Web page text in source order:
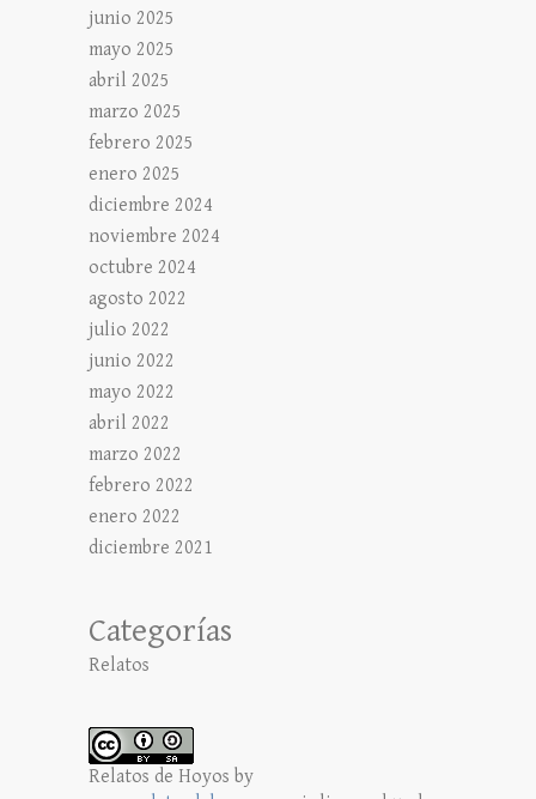
junio 2025
mayo 2025
abril 2025
marzo 2025
febrero 2025
enero 2025
diciembre 2024
noviembre 2024
octubre 2024
agosto 2022
julio 2022
junio 2022
mayo 2022
abril 2022
marzo 2022
febrero 2022
enero 2022
diciembre 2021
Categorías
Relatos
Relatos de Hoyos by